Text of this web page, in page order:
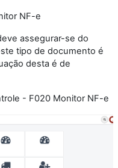
NF-e
assegurar-se do
tipo de documento é
desta é de
- F020 Monitor NF-e